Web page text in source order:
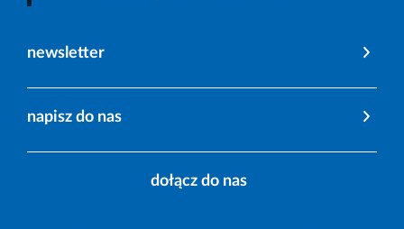
newsletter
napisz do nas
dołącz do nas